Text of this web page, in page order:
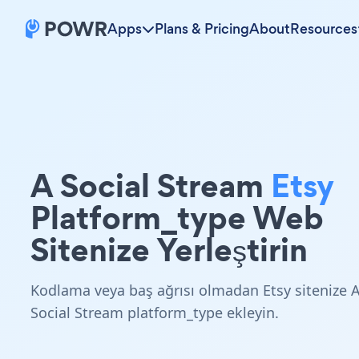
Apps Plans & PricingAboutResources
A Social Stream Etsy
Platform_type Web
Sitenize Yerleştirin
Kodlama veya baş ağrısı olmadan Etsy sitenize
Social Stream platform_type ekleyin.